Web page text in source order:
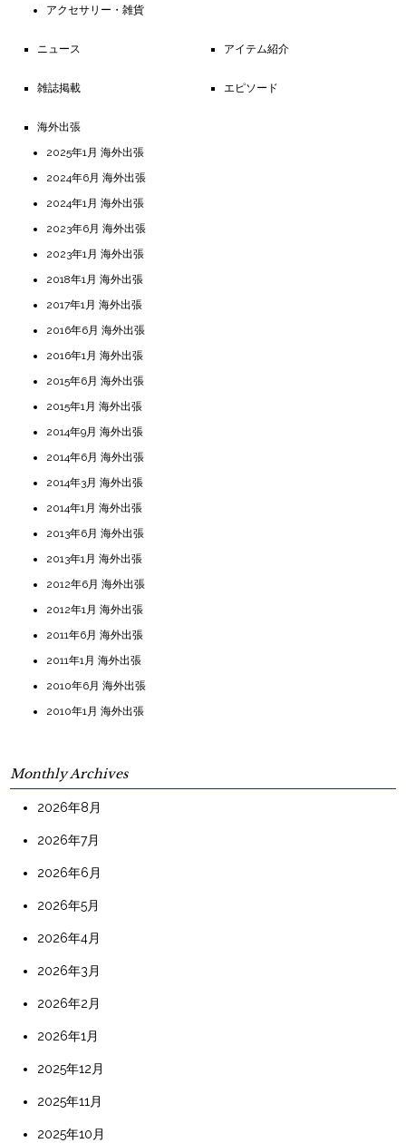
アクセサリー・雑貨
ニュース アイテム紹介
雑誌掲載 エピソード
海外出張
2025年1月 海外出張
2024年6月 海外出張
2024年1月 海外出張
2023年6月 海外出張
2023年1月 海外出張
2018年1月 海外出張
2017年1月 海外出張
2016年6月 海外出張
2016年1月 海外出張
2015年6月 海外出張
2015年1月 海外出張
2014年9月 海外出張
2014年6月 海外出張
2014年3月 海外出張
2014年1月 海外出張
2013年6月 海外出張
2013年1月 海外出張
2012年6月 海外出張
2012年1月 海外出張
2011年6月 海外出張
2011年1月 海外出張
2010年6月 海外出張
2010年1月 海外出張
Monthly Archives
2026年8月
2026年7月
2026年6月
2026年5月
2026年4月
2026年3月
2026年2月
2026年1月
2025年12月
2025年11月
2025年10月